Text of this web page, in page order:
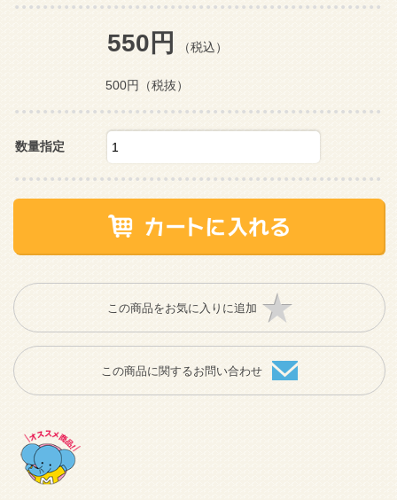
550円 （税込）
500円 （税抜）
数量指定
この商品をお気に入りに追加
この商品に関するお問い合わせ